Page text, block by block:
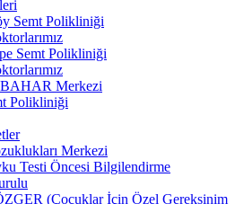
Semt Polikliniği
Semt Polikliniği
Merkezi
Polikliniği
Merkezi
Testi Öncesi Bilgilendirme
(Çocuklar İçin Özel Gereksinim